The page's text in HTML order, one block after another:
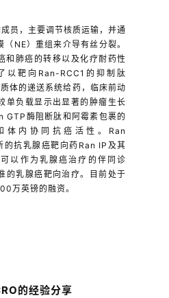
员，主要调节核质运输，并通
NE）重组来介导有丝分裂。
和肺癌的转移以及化疗耐药性
以靶向Ran-RCC1的抑制肽
体的递送系统给药，临床前动
单负载显示出显著的肿瘤生长
GTP酶阻断肽和阿霉素包裹的
体内协同抗癌活性。Ran
抗乳腺癌靶向药Ran IP及其
以作为乳腺癌治疗的伴同诊
的乳腺癌靶向治疗。目前处于
万英镑的融资。
的经验分享